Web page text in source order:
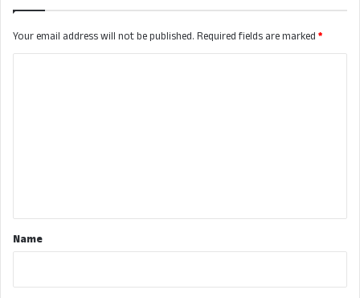
Your email address will not be published. Required fields are marked *
*Name